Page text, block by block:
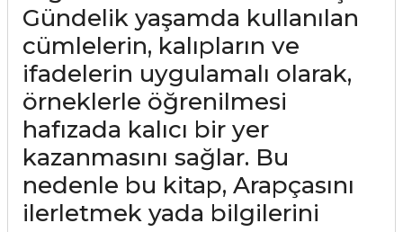
Gündelik yaşamda kullanılan
cümlelerin, kalıpların ve
ifadelerin uygulamalı olarak,
örneklerle öğrenilmesi
hafızada kalıcı bir yer
kazanmasını sağlar. Bu
nedenle bu kitap, Arapçasını
ilerletmek yada bilgilerini